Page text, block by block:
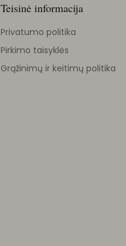
Teisinė informacija
Privatumo politika
Pirkimo taisyklės
Grąžinimų ir keitimų politika